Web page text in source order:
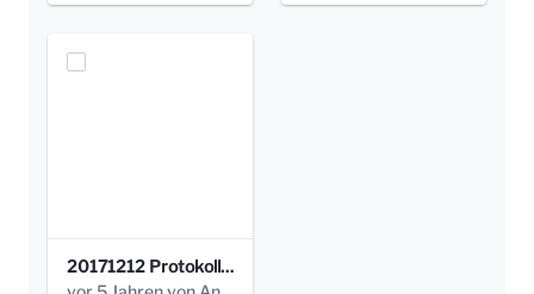
20171212 Protokoll-Klettergerüst-3b-neu-.pdf